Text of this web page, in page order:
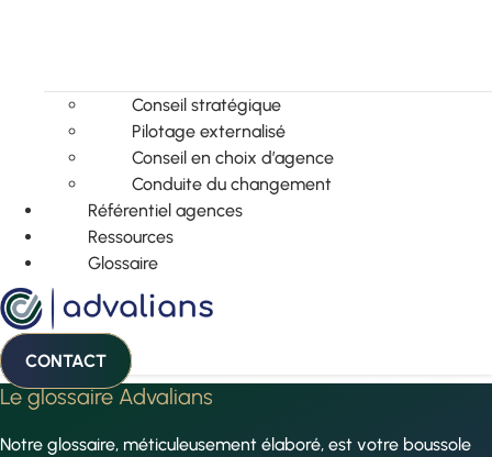
Conseil stratégique
Pilotage externalisé
Conseil en choix d’agence
Conduite du changement
Référentiel agences
Ressources
Glossaire
CONTACT
Le glossaire Advalians
Notre glossaire, méticuleusement élaboré, est votre boussole